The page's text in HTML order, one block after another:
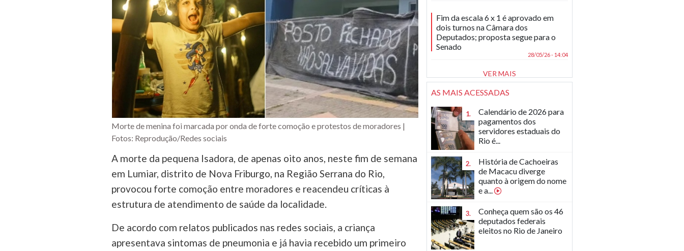
Morte de menina foi marcada por onda de forte comoção e protestos de moradores |
Fotos: Reprodução/Redes sociais
A morte da pequena Isadora, de apenas oito anos, neste fim de semana
em Lumiar, distrito de Nova Friburgo, na Região Serrana do Rio,
provocou forte comoção entre moradores e reacendeu críticas à
estrutura de atendimento de saúde da localidade.
De acordo com relatos publicados nas redes sociais, a criança
apresentava sintomas de pneumonia e já havia recebido um primeiro
Fim da escala 6 x 1 é aprovado em
dois turnos na Câmara dos
Deputados; proposta segue para o
Senado
28/05/26 - 14:04
VER MAIS
AS MAIS ACESSADAS
1.
Calendário de 2026 para
pagamentos dos
servidores estaduais do
Rio é...
2.
História de Cachoeiras
de Macacu diverge
quanto à origem do nome
e a...
3.
Conheça quem são os 46
deputados federais
eleitos no Rio de Janeiro